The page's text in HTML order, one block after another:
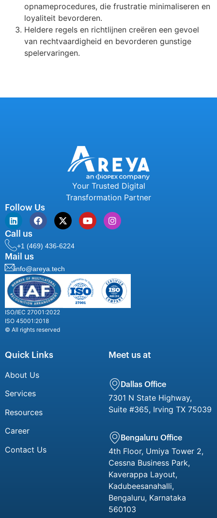
opnameprocedures, die frustratie minimaliseren en
loyaliteit bevorderen.
Heldere regels en richtlijnen creëren een gevoel
van rechtvaardigheid en bevorderen gunstige
spelervaringen.
Your Trusted Digital
Transformation Partner
Follow Us
Call us
+1 (469) 436-6224
Mail us
info@areya.tech
ISO/IEC 27001:2022
ISO 45001:2018
© All rights reserved
Quick Links
About Us
Services
Resources
Career
Contact Us
Meet us at
Dallas Office
7301 N State Highway,
Suite #365, Irving TX 75039
Bengaluru Office
4th Floor, Umiya Tower 2,
Cessna Business Park,
Kaverappa Layout,
Kadubeesanahalli,
Bengaluru, Karnataka
560103